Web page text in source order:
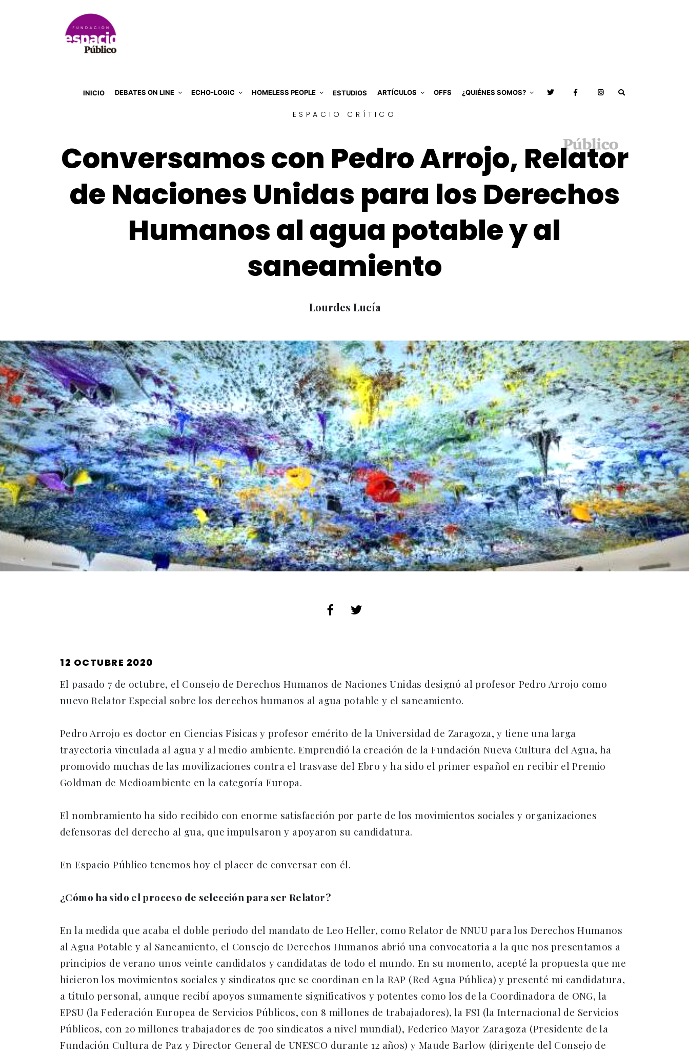
INICIO DEBATES ON LINE ECHO-LOGIC HOMELESS PEOPLE ESTUDIOS ARTÍCULOS OFFS ¿QUIÉNES SOMOS?
ESPACIO CRÍTICO
Conversamos con Pedro Arrojo, Relator
de Naciones Unidas para los Derechos
Humanos al agua potable y al
saneamiento
Lourdes Lucía
PUBLICADO
12 OCTUBRE 2020
El pasado 7 de octubre, el Consejo de Derechos Humanos de Naciones Unidas designó al profesor Pedro Arrojo como
nuevo Relator Especial sobre los derechos humanos al agua potable y el saneamiento.
Pedro Arrojo es doctor en Ciencias Físicas y profesor emérito de la Universidad de Zaragoza, y tiene una larga
trayectoria vinculada al agua y al medio ambiente. Emprendió la creación de la Fundación Nueva Cultura del Agua, ha
promovido muchas de las movilizaciones contra el trasvase del Ebro y ha sido el primer español en recibir el Premio
Goldman de Medioambiente en la categoría Europa.
El nombramiento ha sido recibido con enorme satisfacción por parte de los movimientos sociales y organizaciones
defensoras del derecho al gua, que impulsaron y apoyaron su candidatura.
En Espacio Público tenemos hoy el placer de conversar con él.
¿Cómo ha sido el proceso de selección para ser Relator?
En la medida que acaba el doble periodo del mandato de Leo Heller, como Relator de NNUU para los Derechos Humanos
al Agua Potable y al Saneamiento, el Consejo de Derechos Humanos abrió una convocatoria a la que nos presentamos a
principios de verano unos veinte candidatos y candidatas de todo el mundo. En su momento, acepté la propuesta que me
hicieron los movimientos sociales y sindicatos que se coordinan en la RAP (Red Agua Pública) y presenté mi candidatura,
a título personal, aunque recibí apoyos sumamente significativos y potentes como los de la Coordinadora de ONG, la
EPSU (la Federación Europea de Servicios Públicos, con 8 millones de trabajadores), la FSI (la Internacional de Servicios
Públicos, con 20 millones trabajadores de 700 sindicatos a nivel mundial), Federico Mayor Zaragoza (Presidente de la
Fundación Cultura de Paz y Director General de UNESCO durante 12 años) y Maude Barlow (dirigente del Consejo de